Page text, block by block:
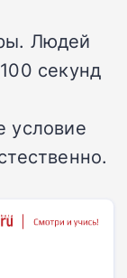
Людей
секунд
условие